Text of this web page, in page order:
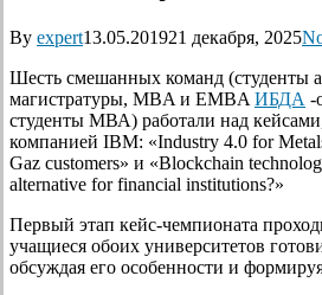
By expert13.05.201921 декабря, 2025
Шесть смешанных команд (студенты
магистратуры, MBA и EMBA ИБДА -
студенты МВА) работали над
компанией IBM: «Industry 4.0 for
Gaz customers» и «Blockchain
alternative for financial institutions?»
Первый этап кейс-чемпионата
учащиеся обоих университетов
обсуждая его особенности и